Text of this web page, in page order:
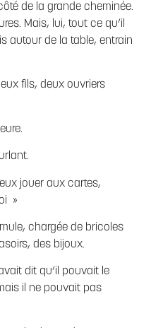
de la grande cheminée.
Mais, lui, tout ce qu’il
autour de la table, entrain
fils, deux ouvriers
jouer aux cartes,
»
chargée de bricoles
des bijoux.
dit qu’il pouvait le
il ne pouvait pas